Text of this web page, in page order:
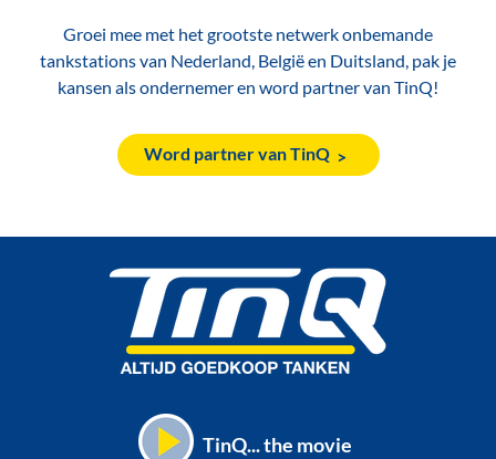
Groei mee met het grootste netwerk onbemande
tankstations van Nederland, België en Duitsland, pak je
kansen als ondernemer en word partner van TinQ!
Word partner van TinQ
TinQ... the movie